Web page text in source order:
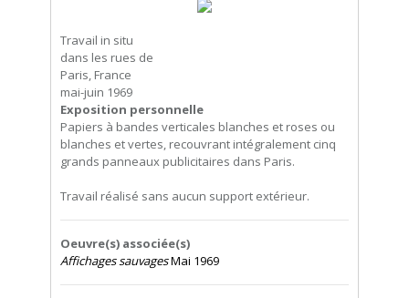
Travail in situ
dans les rues de
Paris, France
mai-juin 1969
Exposition personnelle
Papiers à bandes verticales blanches et roses ou
blanches et vertes, recouvrant intégralement cinq
grands panneaux publicitaires dans Paris.
Travail réalisé sans aucun support extérieur.
Oeuvre(s) associée(s)
Affichages sauvagesMai 1969